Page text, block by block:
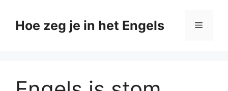
naarHoe zeg je in het Engels Menu